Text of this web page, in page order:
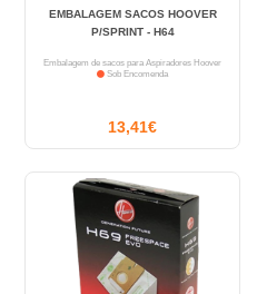
EMBALAGEM SACOS HOOVER
P/SPRINT - H64
Embalagem de sacos para Aspiradores Hoover
Sob Encomenda
13,41€